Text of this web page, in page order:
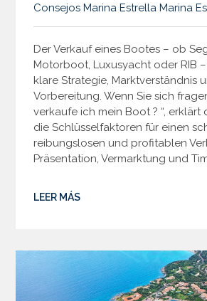
Consejos Marina Estrella Marina
Der Verkauf eines Bootes – ob
Motorboot, Luxusyacht oder RIB
klare Strategie, Marktverständnis
Vorbereitung. Wenn Sie sich
verkaufe ich mein Boot ? “, erklärt
die Schlüsselfaktoren für einen
reibungslosen und profitablen
Präsentation, Vermarktung und
LEER MÁS